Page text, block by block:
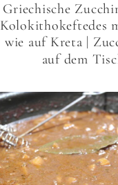
Griechische
Kolokithokeftedes
wie auf Kreta |
auf dem